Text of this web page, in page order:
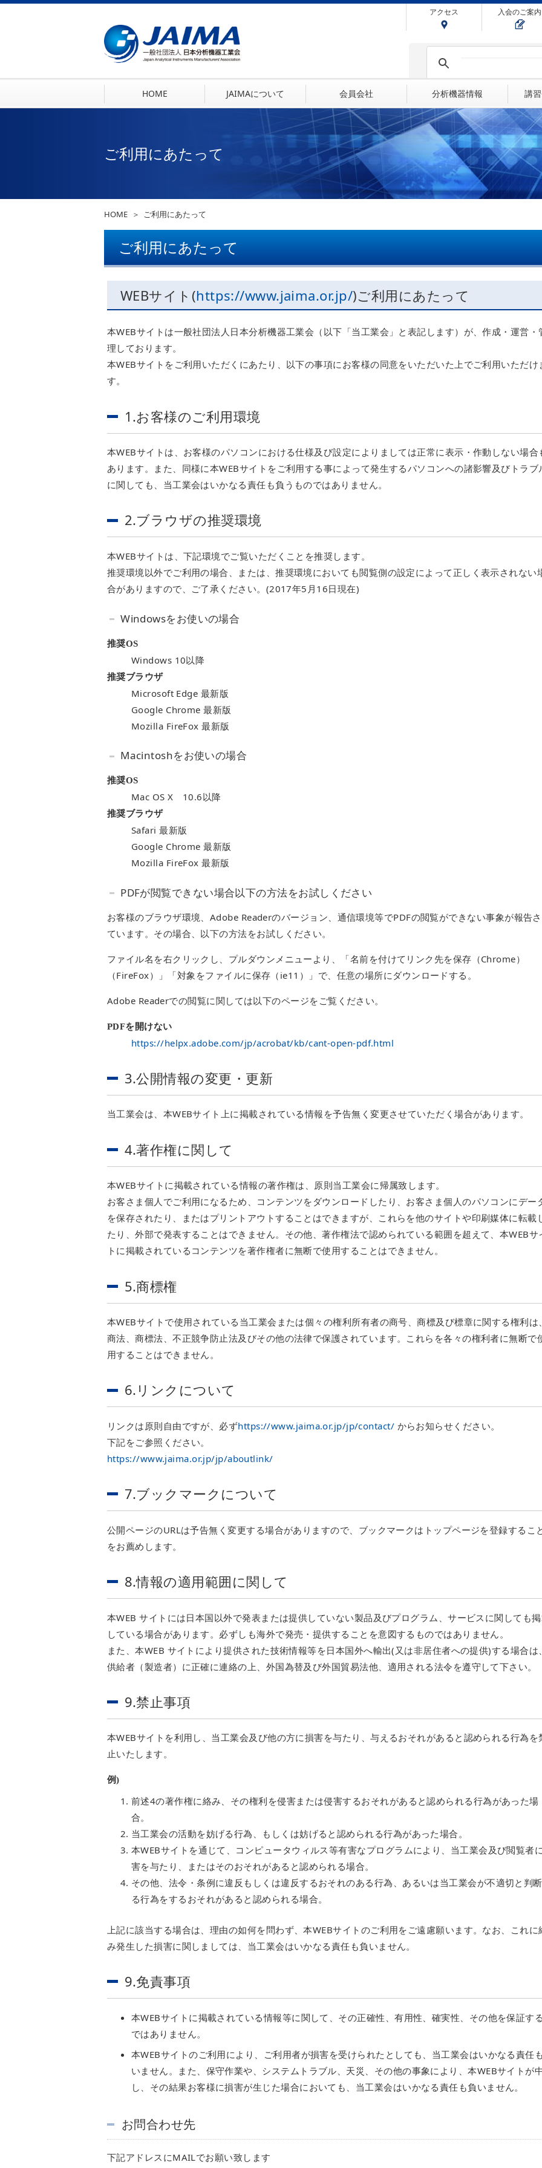
アクセス 入会のご案内
HOME JAIMAについて 会員会社 分析機器情報 講
ご利用にあたって
HOME ご利用にあたって
ご利用にあたって
WEBサイト(https://www.jaima.or.jp/)ご利用にあたって
本WEBサイトは一般社団法人日本分析機器工業会（以下「当工業会」と表記します）が、作成・運営・
理しております。
本WEBサイトをご利用いただくにあたり、以下の事項にお客様の同意をいただいた上でご利用いただけ
す。
1.お客様のご利用環境
本WEBサイトは、お客様のパソコンにおける仕様及び設定によりましては正常に表示・作動しない場合
あります。また、同様に本WEBサイトをご利用する事によって発生するパソコンへの諸影響及びトラブ
に関しても、当工業会はいかなる責任も負うものではありません。
2.ブラウザの推奨環境
本WEBサイトは、下記環境でご覧いただくことを推奨します。
推奨環境以外でご利用の場合、または、推奨環境においても閲覧側の設定によって正しく表示されない
合がありますので、ご了承ください。(2017年5月16日現在)
Windowsをお使いの場合
推奨OS
Windows 10以降
推奨ブラウザ
Microsoft Edge 最新版
Google Chrome 最新版
Mozilla FireFox 最新版
Macintoshをお使いの場合
推奨OS
Mac OS X 10.6以降
推奨ブラウザ
Safari 最新版
Google Chrome 最新版
Mozilla FireFox 最新版
PDFが閲覧できない場合以下の方法をお試しください
お客様のブラウザ環境、Adobe Readerのバージョン、通信環境等でPDFの閲覧ができない事象が報告
ています。その場合、以下の方法をお試しください。
ファイル名を右クリックし、プルダウンメニューより、「名前を付けてリンク先を保存（Chrome）
（FireFox）」「対象をファイルに保存（ie11）」で、任意の場所にダウンロードする。
Adobe Readerでの閲覧に関しては以下のページをご覧ください。
PDFを開けない
https://helpx.adobe.com/jp/acrobat/kb/cant-open-pdf.html
3.公開情報の変更・更新
当工業会は、本WEBサイト上に掲載されている情報を予告無く変更させていただく場合があります。
4.著作権に関して
本WEBサイトに掲載されている情報の著作権は、原則当工業会に帰属致します。
お客さま個人でご利用になるため、コンテンツをダウンロードしたり、お客さま個人のパソコンにデー
を保存されたり、またはプリントアウトすることはできますが、これらを他のサイトや印刷媒体に転載
たり、外部で発表することはできません。その他、著作権法で認められている範囲を超えて、本WEBサ
トに掲載されているコンテンツを著作権者に無断で使用することはできません。
5.商標権
本WEBサイトで使用されている当工業会または個々の権利所有者の商号、商標及び標章に関する権利は
商法、商標法、不正競争防止法及びその他の法律で保護されています。これらを各々の権利者に無断で
用することはできません。
6.リンクについて
リンクは原則自由ですが、必ずhttps://www.jaima.or.jp/jp/contact/ からお知らせください。
下記をご参照ください。
https://www.jaima.or.jp/jp/aboutlink/
7.ブックマークについて
公開ページのURLは予告無く変更する場合がありますので、ブックマークはトップページを登録するこ
をお薦めします。
8.情報の適用範囲に関して
本WEB サイトには日本国以外で発表または提供していない製品及びプログラム、サービスに関しても
している場合があります。必ずしも海外で発売・提供することを意図するものではありません。
また、本WEB サイトにより提供された技術情報等を日本国外へ輸出(又は非居住者への提供)する場合は
供給者（製造者）に正確に連絡の上、外国為替及び外国貿易法他、適用される法令を遵守して下さい。
9.禁止事項
本WEBサイトを利用し、当工業会及び他の方に損害を与たり、与えるおそれがあると認められる行為を
止いたします。
例)
前述4の著作権に絡み、その権利を侵害または侵害するおそれがあると認められる行為があった場
合。
当工業会の活動を妨げる行為、もしくは妨げると認められる行為があった場合。
本WEBサイトを通じて、コンピュータウィルス等有害なプログラムにより、当工業会及び閲覧者
害を与たり、またはそのおそれがあると認められる場合。
その他、法令・条例に違反もしくは違反するおそれのある行為、あるいは当工業会が不適切と判
る行為をするおそれがあると認められる場合。
上記に該当する場合は、理由の如何を問わず、本WEBサイトのご利用をご遠慮願います。なお、これに
み発生した損害に関しましては、当工業会はいかなる責任も負いません。
9.免責事項
本WEBサイトに掲載されている情報等に関して、その正確性、有用性、確実性、その他を保証す
ではありません。
本WEBサイトのご利用により、ご利用者が損害を受けられたとしても、当工業会はいかなる責任
いません。また、保守作業や、システムトラブル、天災、その他の事象により、本WEBサイトが
し、その結果お客様に損害が生じた場合においても、当工業会はいかなる責任も負いません。
お問合わせ先
下記アドレスにMAILでお願い致します